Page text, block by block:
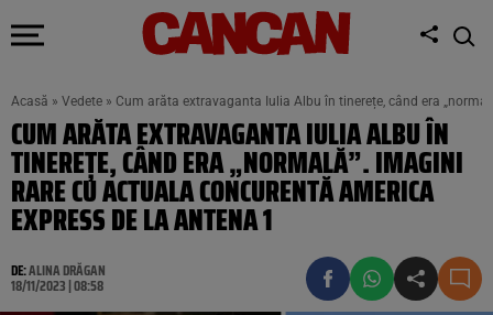
Acasă » Vedete » Cum arăta extravaganta Iulia Albu în tinerețe, când era
CUM ARĂTA EXTRAVAGANTA IULIA ALBU ÎN
TINEREȚE, CÂND ERA „NORMALĂ”. IMAGINI
RARE CU ACTUALA CONCURENTĂ AMERICA
EXPRESS DE LA ANTENA 1
DE:ALINA DRĂGAN
18/11/2023 | 08:58